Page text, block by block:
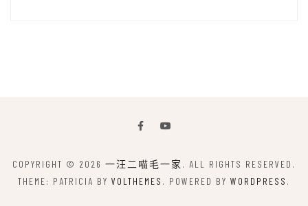
COPYRIGHT © 2026 一汪二喵毛一家 . ALL RIGHTS RESERVED.
THEME: PATRICIA BY VOLTHEMES . POWERED BY WORDPRESS .